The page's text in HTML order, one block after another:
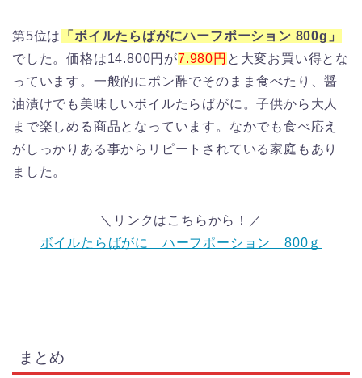
第5位は
「ボイルたらばがにハーフポーション 800g」
でした。価格は14.800円が7.980円 と大変お買い得とな
っています。一般的にポン酢でそのまま食べたり、醤
油漬けでも美味しいボイルたらばがに。子供から大人
まで楽しめる商品となっています。なかでも食べ応え
がしっかりある事からリピートされている家庭もあり
ました。
＼リンクはこちらから！／
ボイルたらばがに ハーフポーション 800ｇ
まとめ